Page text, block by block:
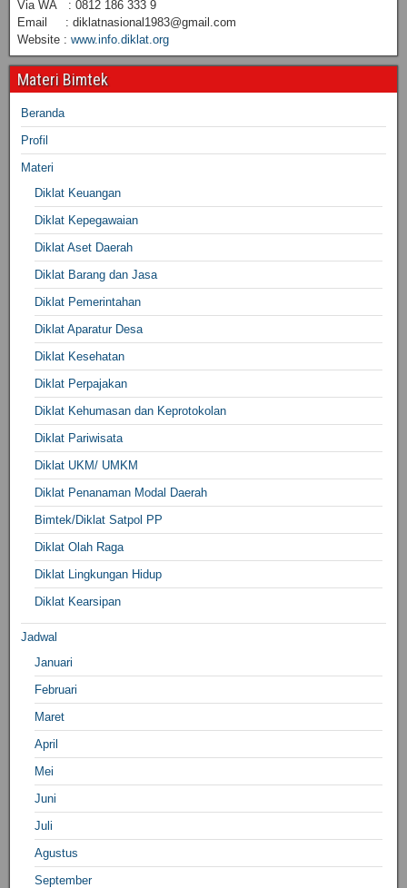
Via WA : 0812 186 333 9
Email : diklatnasional1983@gmail.com
Website : www.info.diklat.org
Materi Bimtek
Beranda
Profil
Materi
Diklat Keuangan
Diklat Kepegawaian
Diklat Aset Daerah
Diklat Barang dan Jasa
Diklat Pemerintahan
Diklat Aparatur Desa
Diklat Kesehatan
Diklat Perpajakan
Diklat Kehumasan dan Keprotokolan
Diklat Pariwisata
Diklat UKM/ UMKM
Diklat Penanaman Modal Daerah
Bimtek/Diklat Satpol PP
Diklat Olah Raga
Diklat Lingkungan Hidup
Diklat Kearsipan
Jadwal
Januari
Februari
Maret
April
Mei
Juni
Juli
Agustus
September